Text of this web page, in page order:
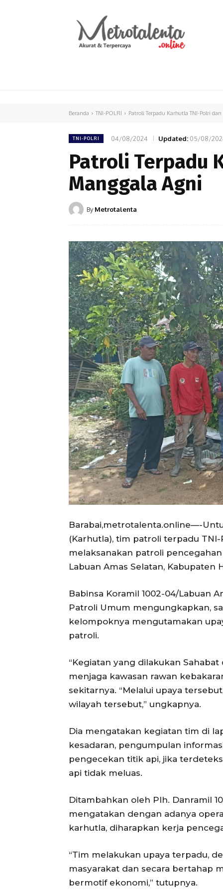
Beranda TNI-POLRI Patroli Terpadu Karhutla TNI-Polri
TNI-POLRI 04/08/2024 Updated: 05/08/
Patroli Terpadu
Manggala Agni
By Metrotalenta
Barabai,metrotalenta.online—-
(Karhutla), tim patroli terpadu
melaksanakan patroli
Labuan Amas Selatan, Kabupaten
Babinsa Koramil 1002-04/Labuan
Patroli Umum mengungkapkan,
kelompoknya mengutamakan
patroli.
“Kegiatan yang dilakukan
menjaga kawasan rawan
sekitarnya. “Melalui upaya
wilayah tersebut,” ungkapnya.
Dia mengatakan kegiatan tim di
kesadaran, pengumpulan
pengecekan titik api, jika
api tidak meluas.
Ditambahkan oleh Plh. Danramil
mengatakan dengan adanya
karhutla, diharapkan kerja
“Tim melakukan upaya terpadu,
masyarakat dan secara bertahap
bermotif ekonomi,” tutupnya.